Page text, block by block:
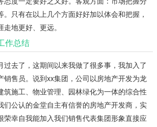
只有在以上几个方面好好加以体会和把握，
地更好、更远。
作总结
去了，这期间以来我做了很多事，我加入了
销售员。说到xx集团，公司以房地产开发为龙
筑施工、物业管理、园林绿化为一体的综合性
们公认的金堂自主有信誉的房地产开发商，实
荣幸自我能加入我们销售代表集团形象直接应